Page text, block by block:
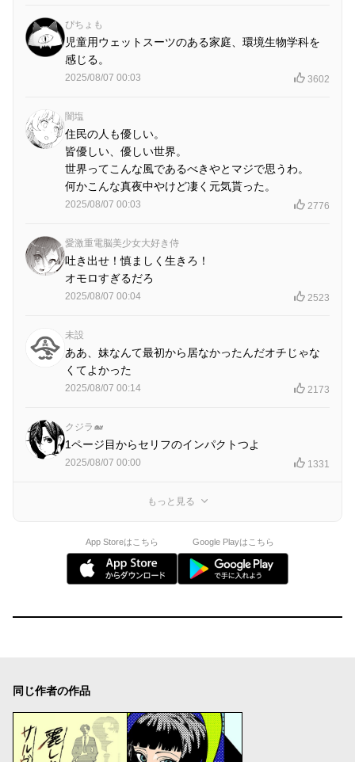
ぴちょも
児童用ウェットスーツのある家庭、環境生物学科を
感じる。
2025/08/07 00:03 3602
闇塩
住民の人も優しい。
皆優しい、優しい世界。
世界ってこんな風であるべきやとマジで思うわ。
何かこんな真夜中やけど凄く元気貰った。
2025/08/07 00:03 2776
愛激重電脳美少女大好き侍
吐き出せ！慎ましく生きろ！
オモロすぎるだろ
2025/08/07 00:04 2523
未設
ああ、妹なんて最初から居なかったんだオチじゃな
くてよかった
2025/08/07 00:14 2173
クジラ🐋
1ページ目からセリフのインパクトつよ
2025/08/07 00:00 1331
もっと見る
App Storeはこちら Google Playはこちら
同じ作者の作品